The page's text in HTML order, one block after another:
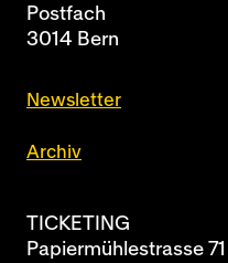
Postfach
3014 Bern
Newsletter
Archiv
TICKETING
Papiermühlestrasse 71